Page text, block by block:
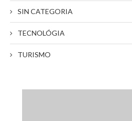
SIN CATEGORIA
TECNOLÓGIA
TURISMO